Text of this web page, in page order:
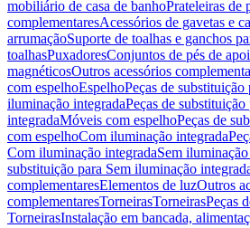
mobiliário de casa de banhoPrateleiras de
complementaresAcessórios de gavetas e
arrumaçãoSuporte de toalhas e ganchos
toalhasPuxadoresConjuntos de pés de
magnéticosOutros acessórios
com espelhoEspelhoPeças de substituição
iluminação integradaPeças de
integradaMóveis com espelhoPeças de
com espelhoCom iluminação integrada
Com iluminação integradaSem
substituição para Sem iluminação
complementaresElementos de luzOutros
complementaresTorneirasTorneirasPeças
TorneirasInstalação em bancada,